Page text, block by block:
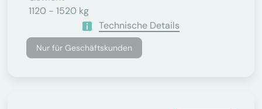
1120 - 1520 kg
Technische Details
Nur für Geschäftskunden